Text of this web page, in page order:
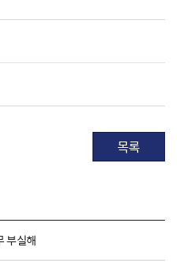
목록
부실해